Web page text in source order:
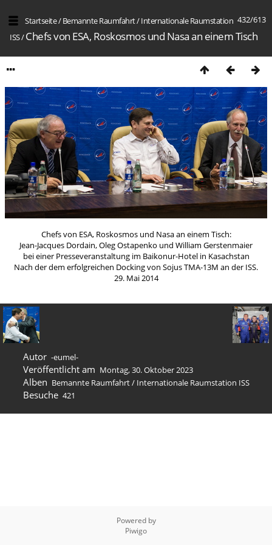
432/613
Startseite/Bemannte Raumfahrt/Internation­ale Raumstation
ISS/Chefs von ESA, Roskosmos und Nasa an einem Tisch
Chefs von ESA, Roskosmos und Nasa an einem Tisch:
Jean-Jacques Dordain, Oleg Ostapenko und William Gerstenmaier
bei einer Presseveranstaltung im Baikonur-Hotel in Kasachstan
Nach der dem erfolgreichen Docking von Sojus TMA-13M an der ISS.
29. Mai 2014
Autor -eumel-
Veröffentlicht am Montag, 30. Oktober 2023
Alben Bemannte Raumfahrt/ Internation­ale Raumstation ISS
Besuche 421
Powered by
Piwigo